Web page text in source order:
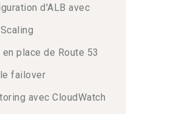
d'ALB avec
place de Route 53
failover
avec CloudWatch